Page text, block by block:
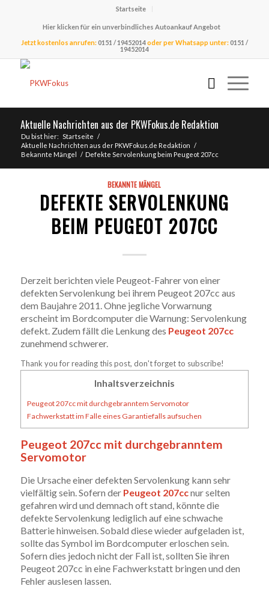
Startseite
Hier klicken für ein unverbindliches Autoankauf Angebot
Jetzt kostenlos anrufen:0151 / 19452014oder per Whatsapp unter:0151 /
19452014
Aktuelle Nachrichten aus der PKWFokus.de Redaktion
Du bist hier: Startseite /
Aktuelle Nachrichten aus der PKWFokus.de Redaktion /
Bekannte Mängel / Defekte Servolenkung beim Peugeot 207cc
BEKANNTE MÄNGEL
DEFEKTE SERVOLENKUNG
BEIM PEUGEOT 207CC
Derzeit berichten viele Peugeot-Fahrer von einer
defekten Servolenkung bei ihrem Peugeot 207cc aus
dem Baujahre 2011. Ohne jegliche Vorwarnung
erscheint im Bordcomputer die Warnung: Servolenkung
defekt. Zudem fällt die Lenkung des Peugeot 207cc
zunehmend schwerer.
Thank you for reading this post, don't forget to subscribe!
Inhaltsverzeichnis
Peugeot 207cc mit durchgebranntem Servomotor
Fachwerkstatt im Falle eines Garantiefalls aufsuchen
Peugeot 207cc mit durchgebranntem
Servomotor
Die Ursache einer defekten Servolenkung kann sehr
vielfältig sein. Sofern der Peugeot 207ccnur selten
gefahren wird und demnach oft stand, könnte die
defekte Servolenkung lediglich auf eine schwache
Batterie hinweisen. Sobald diese wieder aufgeladen ist,
sollte das Symbol im Bordcomputer erloschen sein.
Sofern dies jedoch nicht der Fall ist, sollten Sie ihren
Peugeot 207cc in eine Fachwerkstatt bringen und den
Fehler auslesen lassen.